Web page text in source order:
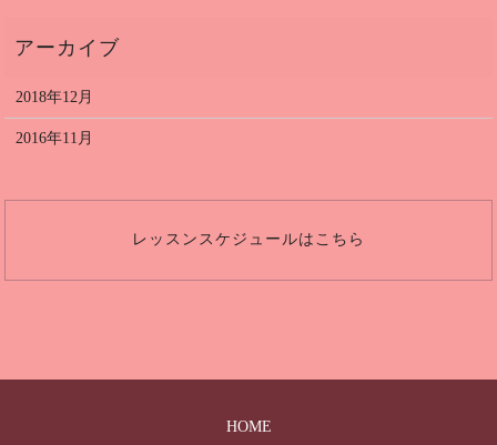
2018年12月
2016年11月
レッスンスケジュールはこちら
HOME